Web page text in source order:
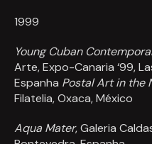
1999
Young Cuban
Arte, Expo-Canaria ‘99,
Espanha Postal Art in the
Filatelia, Oxaca, México
Aqua Mater, Galeria